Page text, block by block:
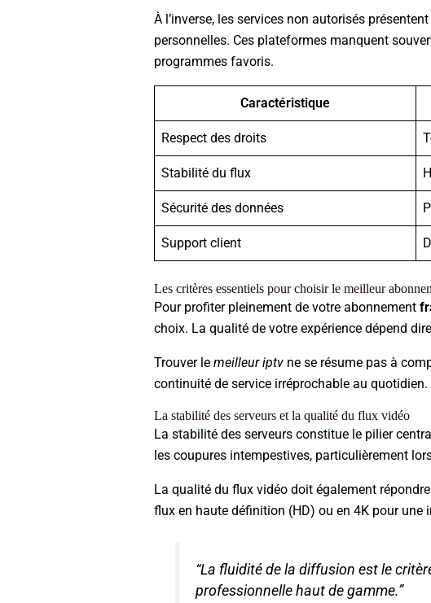
À l’inverse, les services non autorisés
personnelles. Ces plateformes manquent
programmes favoris.
Caractéristique
Respect des droits
Stabilité du flux
Sécurité des données
Support client
Les critères essentiels pour choisir le meilleur
Pour profiter pleinement de votre abonnement
choix. La qualité de votre expérience dépend
Trouver le meilleur iptvne se résume pas à
continuité de service irréprochable au quotidien.
La stabilité des serveurs et la qualité du flux vidéo
La stabilité des serveurs constitue le pilier
les coupures intempestives, particulièrement
La qualité du flux vidéo doit également
flux en haute définition (HD) ou en 4K pour une
“La fluidité de la diffusion est le
professionnelle haut de gamme.”